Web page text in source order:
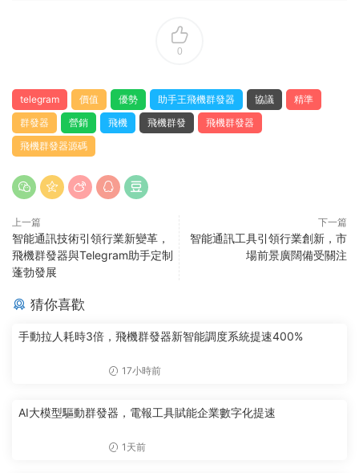
0
telegram 價值 優勢 助手王飛機群發器 協議
精準
群發器
營銷 飛機 飛機群發
飛機群發器
飛機群發器源碼
上一篇
智能通訊技術引領行業新變革，
飛機群發器與Telegram助手定制
蓬勃發展
下一篇
智能通訊工具引領行業創新，市
場前景廣闊備受關注
猜你喜歡
手動拉人耗時3倍，飛機群發器新智能調度系統提速400%
17小時前
AI大模型驅動群發器，電報工具賦能企業數字化提速
1天前